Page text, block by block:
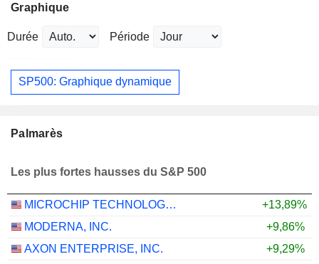
Graphique
Durée Période
SP500: Graphique dynamique
Palmarès
Les plus fortes hausses du S&P 500
MICROCHIP TECHNOLOGY INCORPORATED
+13,89%
MODERNA, INC.
+9,86%
AXON ENTERPRISE, INC.
+9,29%